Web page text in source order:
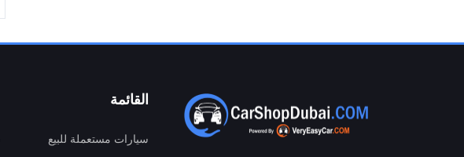
القائمة
سيارات مستعملة للبيع